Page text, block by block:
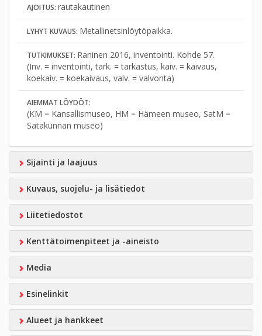
AJOITUS: rautakautinen
LYHYT KUVAUS: Metallinetsinlöytöpaikka.
TUTKIMUKSET: Raninen 2016, inventointi. Kohde 57.
(Inv. = inventointi, tark. = tarkastus, kaiv. = kaivaus,
koekaiv. = koekaivaus, valv. = valvonta)
AIEMMAT LÖYDÖT:
(KM = Kansallismuseo, HM = Hämeen museo, SatM =
Satakunnan museo)
Sijainti ja laajuus
Kuvaus, suojelu- ja lisätiedot
Liitetiedostot
Kenttätoimenpiteet ja -aineisto
Media
Esinelinkit
Alueet ja hankkeet